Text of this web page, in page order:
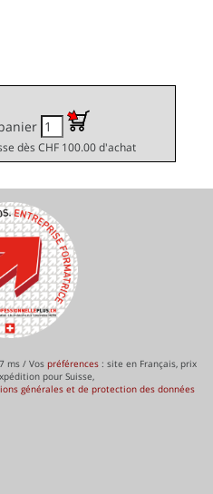
dès CHF 100.00 d'achat
ms / Vos préférences : site en Français, prix
pour Suisse,
générales et de protection des données